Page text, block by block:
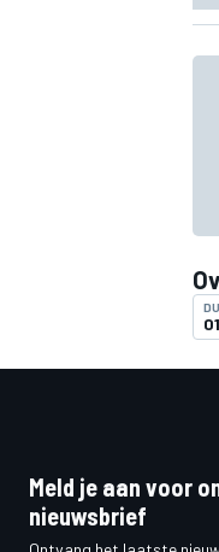
Meld je aan voor
nieuwsbrief